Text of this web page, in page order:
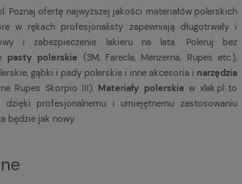
Poznaj ofertę najwyższej jakości materiałów polerskich
w rękach profesjonalisty zapewniają długotrwały i
i zabezpieczenie lakieru na lata. Poleruj bez
pasty polerskie (3M, Farecla, Menzerna, Rupes etc.),
gąbki i pady polerskie i inne akcesoria i narzędzia
Rupes Skorpio III). Materiały polerskie w xlak.pl to
dzięki profesjonalnemu i umiejętnemu zastosowaniu
będzie jak nowy.